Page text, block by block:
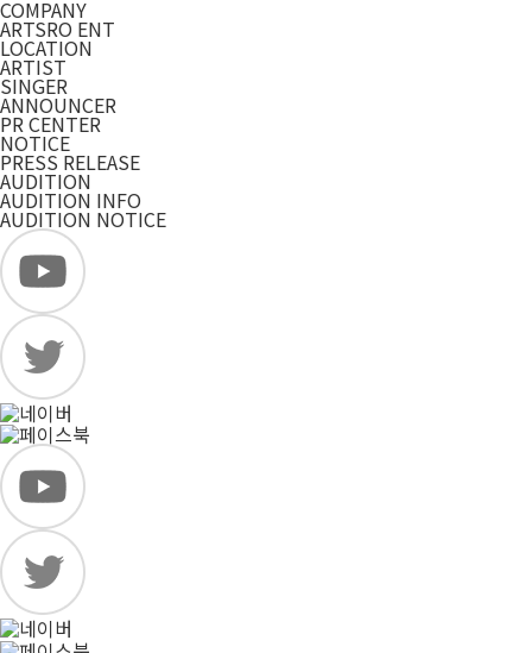
COMPANY
ARTSRO ENT
LOCATION
ARTIST
SINGER
ANNOUNCER
PR CENTER
NOTICE
PRESS RELEASE
AUDITION
AUDITION INFO
AUDITION NOTICE